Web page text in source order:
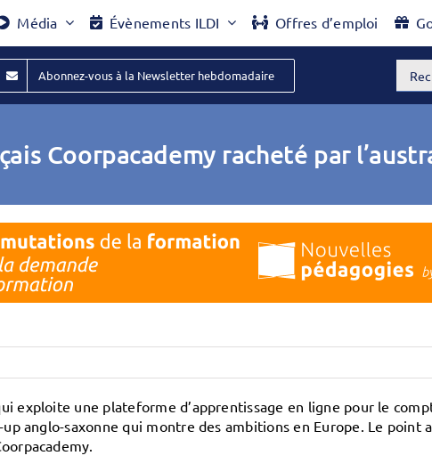
Média Évènements ILDI Offres d’emploi
Abonnez-vous à la Newsletter hebdomadaire
Coorpacademy racheté par
exploite une plateforme d’apprentissage en ligne pour le
up anglo-saxonne qui montre des ambitions en Europe. Le